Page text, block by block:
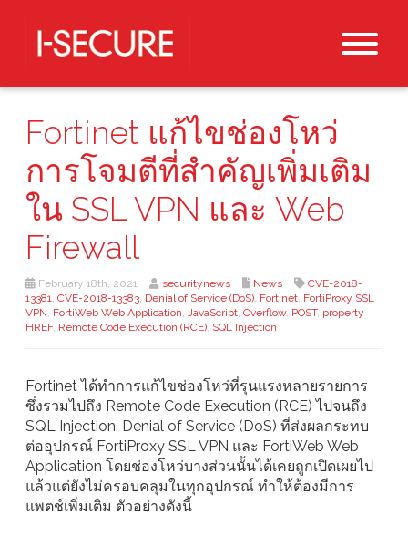
Fortinet แก้ไขช่องโหว่
การโจมตีที่สำคัญเพิ่มเติม
ใน SSL VPN และ Web
Firewall
February 18th, 2021 securitynews News
CVE-2018-
13381, CVE-2018-13383, Denial of Service (DoS), Fortinet, FortiProxy SSL
VPN, FortiWeb Web Application, JavaScript, Overflow, POST, property
HREF, Remote Code Execution (RCE), SQL Injection
Fortinet ได้ทำการแก้ไขช่องโหว่ที่รุนแรงหลายรายการ
ซึ่งรวมไปถึง Remote Code Execution (RCE) ไปจนถึง
SQL Injection, Denial of Service (DoS) ที่ส่งผลกระทบ
ต่ออุปกรณ์ FortiProxy SSL VPN และ FortiWeb Web
Application โดยช่องโหว่บางส่วนนั้นได้เคยถูกเปิดเผยไป
แล้วแต่ยังไม่ครอบคลุมในทุกอุปกรณ์ ทำให้ต้องมีการ
แพตช์เพิ่มเติม ตัวอย่างดังนี้